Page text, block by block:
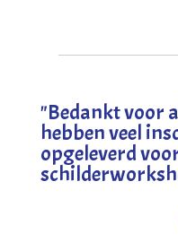
"Bedankt voor
hebben veel
opgeleverd